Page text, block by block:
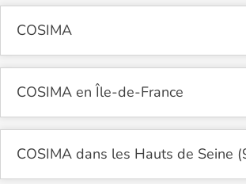
COSIMA
COSIMA en Île-de-France
COSIMA dans les Hauts de Seine